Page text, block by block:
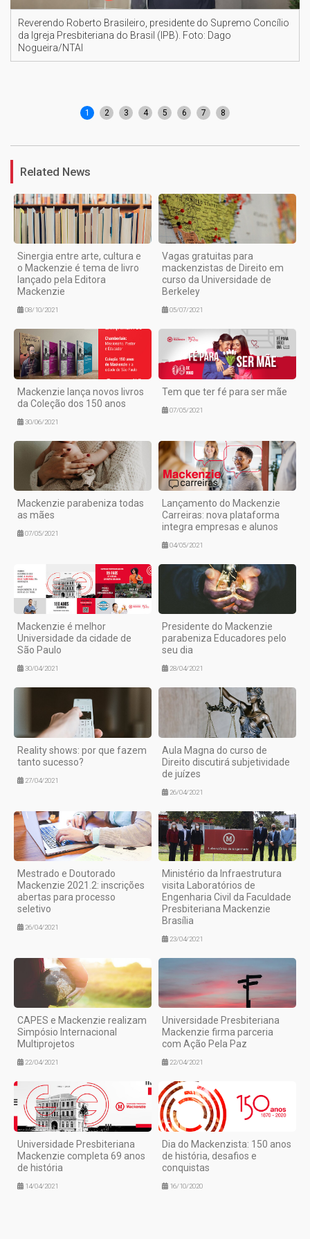
Reverendo Roberto Brasileiro, presidente do Supremo Concílio
da Igreja Presbiteriana do Brasil (IPB). Foto: Dago
Nogueira/NTAI
1 2 3 4 5 6 7 8
Related News
Sinergia entre arte, cultura e
o Mackenzie é tema de livro
lançado pela Editora
Mackenzie
08/10/2021
Vagas gratuitas para
mackenzistas de Direito em
curso da Universidade de
Berkeley
05/07/2021
Mackenzie lança novos livros
da Coleção dos 150 anos
30/06/2021
Tem que ter fé para ser mãe
07/05/2021
Mackenzie parabeniza todas
as mães
07/05/2021
Lançamento do Mackenzie
Carreiras: nova plataforma
integra empresas e alunos
04/05/2021
Mackenzie é melhor
Universidade da cidade de
São Paulo
30/04/2021
Presidente do Mackenzie
parabeniza Educadores pelo
seu dia
28/04/2021
Reality shows: por que fazem
tanto sucesso?
27/04/2021
Aula Magna do curso de
Direito discutirá subjetividade
de juízes
26/04/2021
Mestrado e Doutorado
Mackenzie 2021.2: inscrições
abertas para processo
seletivo
26/04/2021
Ministério da Infraestrutura
visita Laboratórios de
Engenharia Civil da Faculdade
Presbiteriana Mackenzie
Brasília
23/04/2021
CAPES e Mackenzie realizam
Simpósio Internacional
Multiprojetos
22/04/2021
Universidade Presbiteriana
Mackenzie firma parceria
com Ação Pela Paz
22/04/2021
Universidade Presbiteriana
Mackenzie completa 69 anos
de história
14/04/2021
Dia do Mackenzista: 150 anos
de história, desafios e
conquistas
16/10/2020